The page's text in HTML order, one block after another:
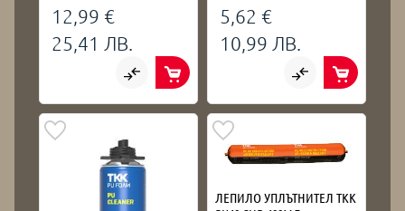
12,99 €
25,41 ЛВ.
5,62 €
10,99 ЛВ.
ЛЕПИЛО УПЛЪТНИТЕЛ TKK